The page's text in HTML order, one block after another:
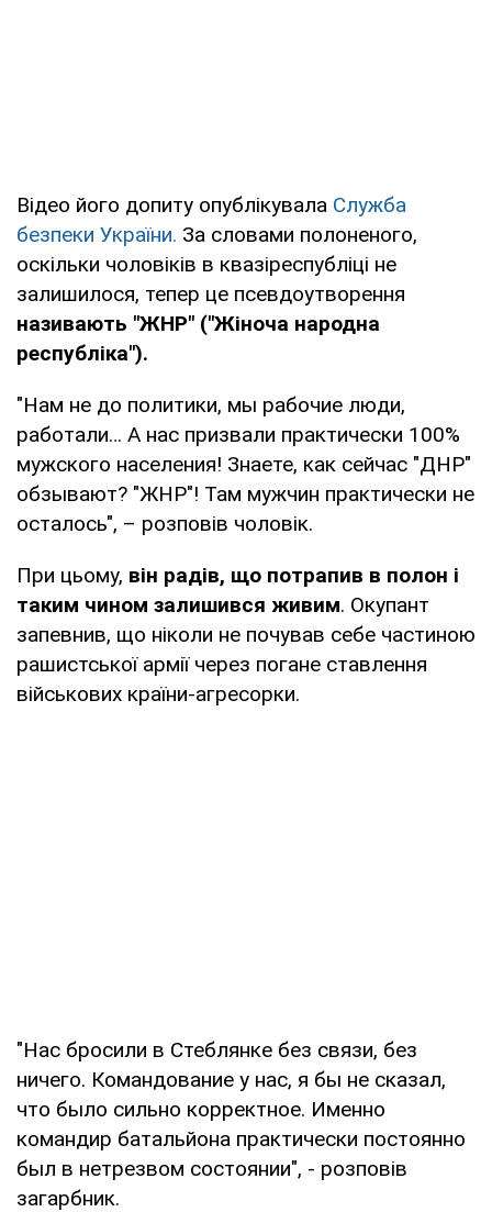
Відео його допиту опублікувала Служба
безпеки України. За словами полоненого,
оскільки чоловіків в квазіреспубліці не
залишилося, тепер це псевдоутворення
називають "ЖНР" ("Жіноча народна
республіка").
"Нам не до политики, мы рабочие люди,
работали… А нас призвали практически 100%
мужского населения! Знаете, как сейчас "ДНР"
обзывают? "ЖНР"! Там мужчин практически не
осталось", – розповів чоловік.
При цьому, він радів, що потрапив в полон і
таким чином залишився живим. Окупант
запевнив, що ніколи не почував себе частиною
рашистської армії через погане ставлення
військових країни-агресорки.
"Нас бросили в Стеблянке без связи, без
ничего. Командование у нас, я бы не сказал,
что было сильно корректное. Именно
командир батальйона практически постоянно
был в нетрезвом состоянии", - розповів
загарбник.